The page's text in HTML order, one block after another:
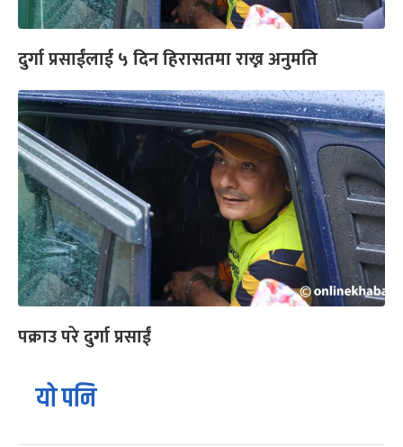
दुर्गा प्रसाईंलाई ५ दिन हिरासतमा राख्न अनुमति
पक्राउ परे दुर्गा प्रसाईं
यो पनि